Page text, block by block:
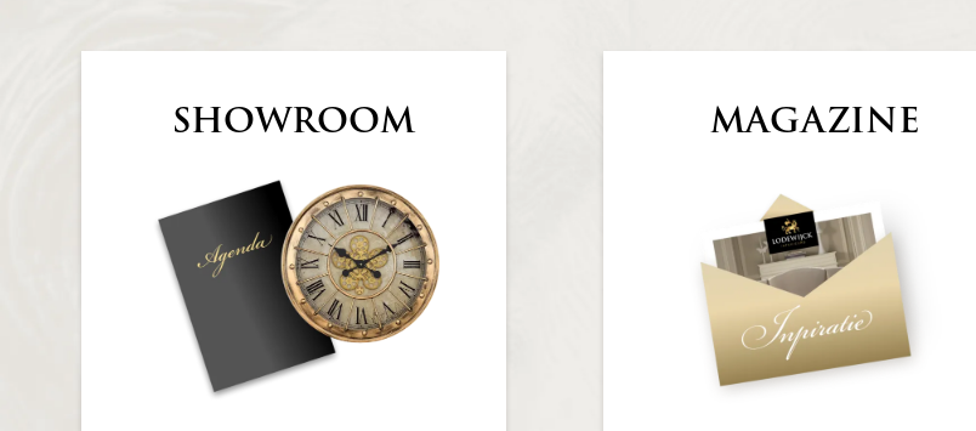
SHOWROOM MAGAZINE